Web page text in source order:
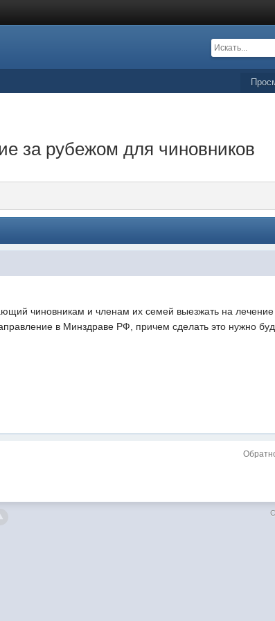
за рубежом для чиновников
чиновникам и членам их семей выезжать на
в Минздраве РФ, причем сделать это нужно